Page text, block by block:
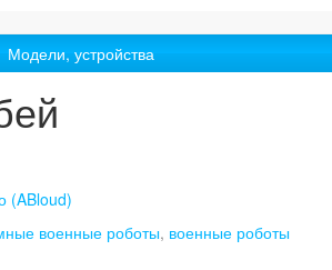
Модели, устройства
(ABloud)
военные роботы, военные роботы